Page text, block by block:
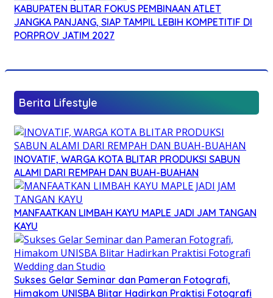
KABUPATEN BLITAR FOKUS PEMBINAAN ATLET
JANGKA PANJANG, SIAP TAMPIL LEBIH KOMPETITIF DI
PORPROV JATIM 2027
Berita Lifestyle
INOVATIF, WARGA KOTA BLITAR PRODUKSI SABUN
ALAMI DARI REMPAH DAN BUAH-BUAHAN
MANFAATKAN LIMBAH KAYU MAPLE JADI JAM TANGAN
KAYU
Sukses Gelar Seminar dan Pameran Fotografi,
Himakom UNISBA Blitar Hadirkan Praktisi Fotografi